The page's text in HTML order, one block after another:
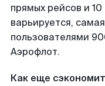
прямых рейсов и
варьируется,
пользователями
Аэрофлот.
Как еще